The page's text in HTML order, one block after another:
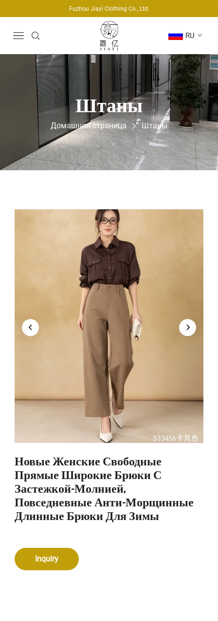
Fuzhou Jiayi Clothing Co., Ltd.
RU
Штаны
Домашняя страница Штаны
Новые Женские Свободные
Прямые Широкие Брюки С
Застежкой-Молнией,
Повседневные Анти-Морщинные
Длинные Брюки Для Зимы
Inquiry